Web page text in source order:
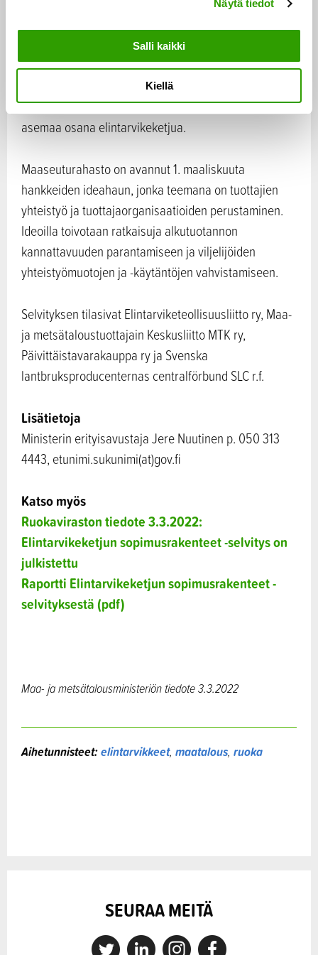
Näytä tiedot
Salli kaikki
Kiellä
yhteistyön lisäämisellä voidaan tasapainottaa
neuvotteluvoimaa. Suurempien tarjontaerien
kokoaminen, tarjonnan ajoittaminen ja sopeuttaminen
kysyntään tuottajien yhteistyönä parantaisi tuottajien
asemaa osana elintarvikeketjua.
Maaseuturahasto on avannut 1. maaliskuuta
hankkeiden ideahaun, jonka teemana on tuottajien
yhteistyö ja tuottajaorganisaatioiden perustaminen.
Ideoilla toivotaan ratkaisuja alkutuotannon
kannattavuuden parantamiseen ja viljelijöiden
yhteistyömuotojen ja -käytäntöjen vahvistamiseen.
Selvityksen tilasivat Elintarviketeollisuusliitto ry, Maa-
ja metsätaloustuottajain Keskusliitto MTK ry,
Päivittäistavarakauppa ry ja Svenska
lantbruksproducenternas centralförbund SLC r.f.
Lisätietoja
Ministerin erityisavustaja Jere Nuutinen p. 050 313
4443, etunimi.sukunimi(at)gov.fi
Katso myös
Ruokaviraston tiedote 3.3.2022:
Elintarvikeketjun sopimusrakenteet -selvitys on
julkistettu
Raportti Elintarvikeketjun sopimusrakenteet -
selvityksestä (pdf)
Maa- ja metsätalousministeriön tiedote3.3.2022
Aihetunnisteet:elintarvikkeet, maatalous, ruoka
SEURAA MEITÄ
X LinkedinInstagramFacebook